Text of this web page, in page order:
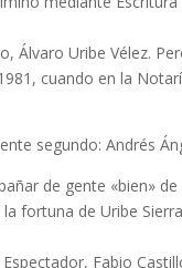
Álvaro Uribe Vélez.
cuando en la
segundo: Andrés
de gente «bien»
fortuna de Uribe
Fabio